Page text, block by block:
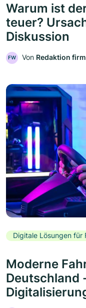
Warum ist
teuer?
Diskussion
FW Von Redaktion
Digitale Lösungen für
Moderne
Deutschland